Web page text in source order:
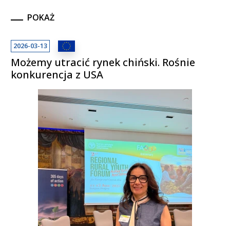
POKAŻ
2026-03-13
Możemy utracić rynek chiński. Rośnie
konkurencja z USA